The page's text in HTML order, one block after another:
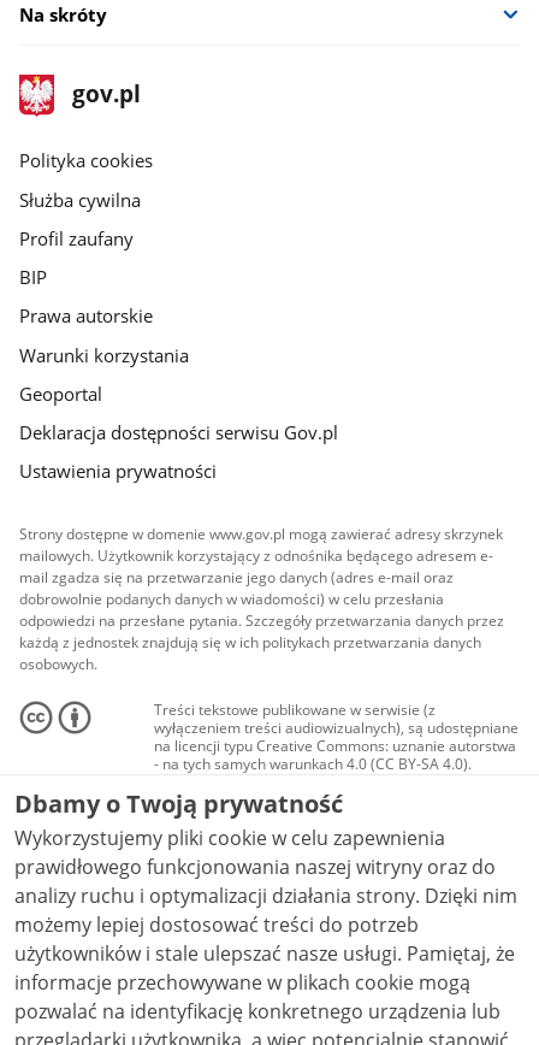
Na skróty
stopka
gov.pl
Strona
gov.pl
gov.pl
Polityka cookies
Służba cywilna
Profil zaufany
BIP
Prawa autorskie
Warunki korzystania
Geoportal
Deklaracja dostępności serwisu Gov.pl
Ustawienia prywatności
Strony dostępne w domenie www.gov.pl mogą zawierać adresy skrzynek
mailowych. Użytkownik korzystający z odnośnika będącego adresem e-
mail zgadza się na przetwarzanie jego danych (adres e-mail oraz
dobrowolnie podanych danych w wiadomości) w celu przesłania
odpowiedzi na przesłane pytania. Szczegóły przetwarzania danych przez
każdą z jednostek znajdują się w ich politykach przetwarzania danych
osobowych.
Treści tekstowe publikowane w serwisie (z
wyłączeniem treści audiowizualnych), są udostępniane
na licencji typu Creative Commons: uznanie autorstwa
- na tych samych warunkach 4.0 (CC BY-SA 4.0).
Materiały audiowizualne, w tym zdjęcia, materiały
audio i wideo, są udostępniane na licencji typu
Creative Commons: uznanie autorstwa użycie
niekomercyjne - bez utworów zależnych 4.0 (CC BY-
NC-ND 4.0), o ile nie jest to stwierdzone inaczej.
Dbamy o Twoją prywatność
Wykorzystujemy pliki cookie w celu zapewnienia
prawidłowego funkcjonowania naszej witryny oraz do
analizy ruchu i optymalizacji działania strony. Dzięki nim
możemy lepiej dostosować treści do potrzeb
użytkowników i stale ulepszać nasze usługi. Pamiętaj, że
informacje przechowywane w plikach cookie mogą
pozwalać na identyfikację konkretnego urządzenia lub